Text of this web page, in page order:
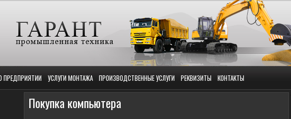
ПРЕДПРИЯТИИ УСЛУГИ МОНТАЖА ПРОИЗВОДСТВЕННЫЕ УСЛУГИ РЕКВИЗИТЫ КОНТАКТЫ
Покупка компьютера